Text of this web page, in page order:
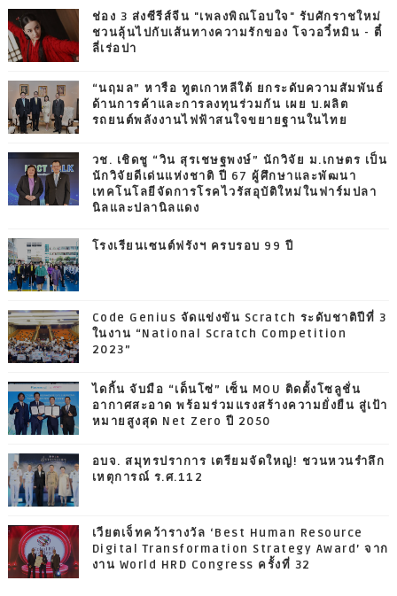
ช่อง 3 ส่งซีรีส์จีน "เพลงพิณโอบใจ" รับศักราชใหม่
ชวนลุ้นไปกับเส้นทางความรักของ โจวอวี๋หมิน - ตี๋
ลี่เร่อปา
“นฤมล” หารือ ทูตเกาหลีใต้ ยกระดับความสัมพันธ์
ด้านการค้าและการลงทุนร่วมกัน เผย บ.ผลิต
รถยนต์พลังงานไฟฟ้าสนใจขยายฐานในไทย
วช. เชิดชู “วิน สุรเชษฐพงษ์” นักวิจัย ม.เกษตร เป็น
นักวิจัยดีเด่นแห่งชาติ ปี 67 ผู้ศึกษาและพัฒนา
เทคโนโลยีจัดการโรคไวรัสอุบัติใหม่ในฟาร์มปลา
นิลและปลานิลแดง
โรงเรียนเซนต์ฟรังฯ ครบรอบ 99 ปี
Code Genius จัดแข่งขัน Scratch ระดับชาติปีที่ 3
ในงาน “National Scratch Competition
2023”
ไดกิ้น จับมือ “เด็นโซ่” เซ็น MOU ติดตั้งโซลูชั่น
อากาศสะอาด พร้อมร่วมแรงสร้างความยั่งยืน สู่เป้า
หมายสูงสุด Net Zero ปี 2050
อบจ. สมุทรปราการ เตรียมจัดใหญ่! ชวนหวนรำลึก
เหตุการณ์ ร.ศ.112
เวียตเจ็ทคว้ารางวัล ‘Best Human Resource
Digital Transformation Strategy Award’ จาก
งาน World HRD Congress ครั้งที่ 32